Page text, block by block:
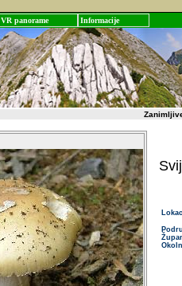
VR panorame Informacije